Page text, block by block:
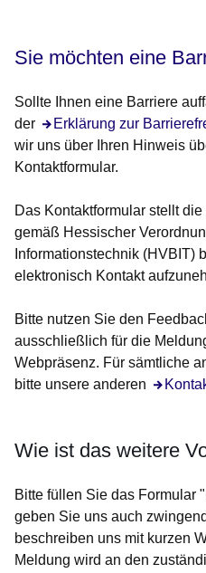
Sie möchten eine
Sollte Ihnen eine Barriere
der
Erklärung zur
Öffnet sich in einem
wir uns über Ihren Hinweis
Kontaktformular.
Das Kontaktformular stellt
gemäß Hessischer
Informationstechnik (HVBIT)
elektronisch Kontakt
Bitte nutzen Sie den
ausschließlich für die
Webpräsenz. Für sämtliche
bitte unsere anderen Öffnet
Wie ist das weitere
Bitte füllen Sie das Formular
geben Sie uns auch
beschreiben uns mit kurzen
Meldung wird an den